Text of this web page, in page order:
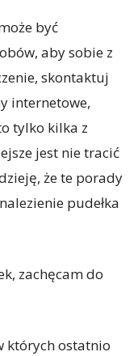
być
aby sobie z
skontaktuj
internetowe,
tylko kilka z
jest nie tracić
że te porady
pudełka
zachęcam do
których ostatnio